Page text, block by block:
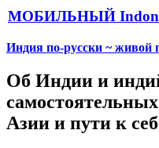
МОБИЛЬНЫЙ
Индия по-русски ~ живой
Об Индии и
Азии и пути к